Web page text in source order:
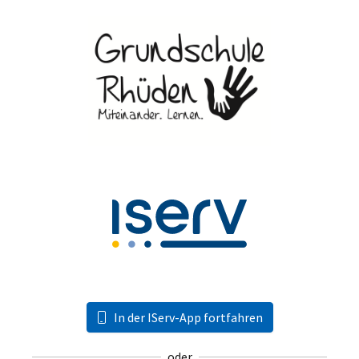
In der IServ-App fortfahren